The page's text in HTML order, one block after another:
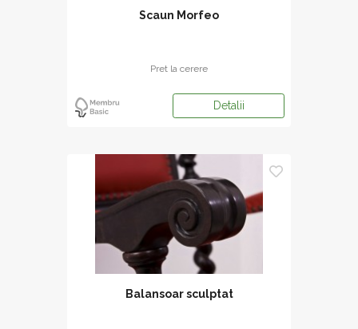
Scaun Morfeo
Pret la cerere
Detalii
Balansoar sculptat